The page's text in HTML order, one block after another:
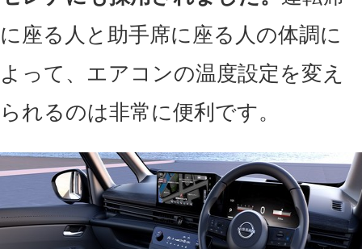
に座る人と助手席に座る人の体調に
よって、エアコンの温度設定を変え
られるのは非常に便利です。